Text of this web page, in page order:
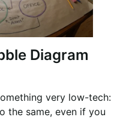
Diagram
very low-tech:
the same, even if you